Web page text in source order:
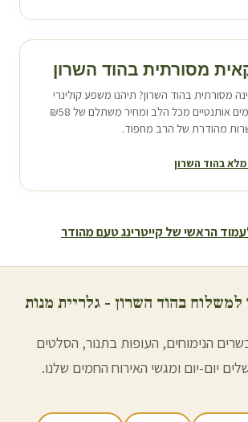
מסורתית בהוד השרון
מסורתית בהוד השרון? תיהנו משפע קולינרי
בשרי עשיר, מטעמים אותנטיים מכל הלב ומחיר משתלם של ₪58
מהודרת של הרב מחפוד.
בהוד השרון
הראשי של קייטרינג טעם מהודר
למשלוח בהוד השרון - גלריית מנות
הנימוחים, העופות בתנור, הסלטים
יום-יום ומגשי האירוח החמים שלנו.